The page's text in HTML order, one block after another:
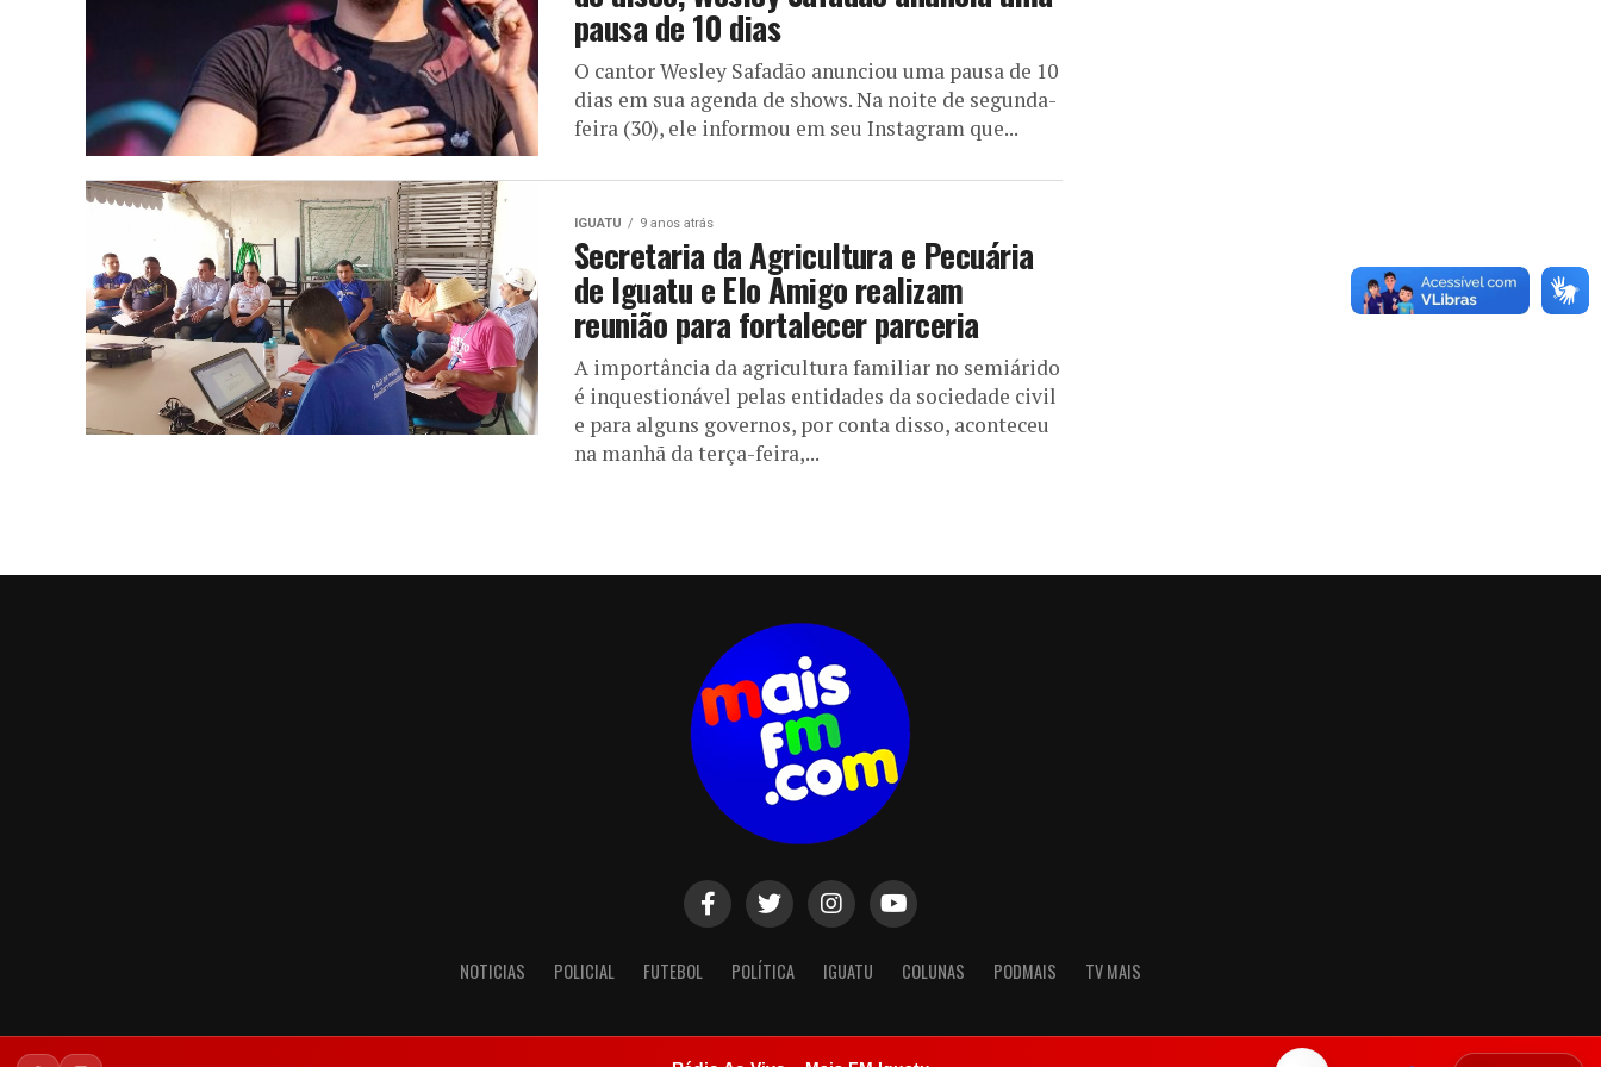
pausa de 10 dias
O cantor Wesley Safadão anunciou uma pausa de 10
dias em sua agenda de shows. Na noite de segunda-
feira (30), ele informou em seu Instagram que...
IGUATU 9 anos atrás
Secretaria da Agricultura e Pecuária
de Iguatu e Elo Amigo realizam
reunião para fortalecer parceria
A importância da agricultura familiar no semiárido
é inquestionável pelas entidades da sociedade civil
e para alguns governos, por conta disso, aconteceu
na manhã da terça-feira,...
NOTICIAS POLICIAL FUTEBOL POLÍTICA IGUATU COLUNAS PODMAIS TV MAIS